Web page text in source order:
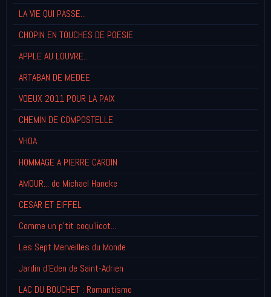
LA VIE QUI PASSE...
CHOPIN EN TOUCHES DE POESIE
APPLE AU LOUVRE...
ARTABAN DE MEDEE
VOEUX 2011 POUR LA PAIX
CHEMIN DE COMPOSTELLE
VHOA
HOMMAGE A PIERRE CARDIN
AMOUR... de Michael Haneke
CESAR ET EIFFEL
Comme un p'tit coqu'licot...
Les Sept Merveilles du Monde
Jardin d'Eden de Saint-Adrien
LAC DU BOUCHET : Romantisme